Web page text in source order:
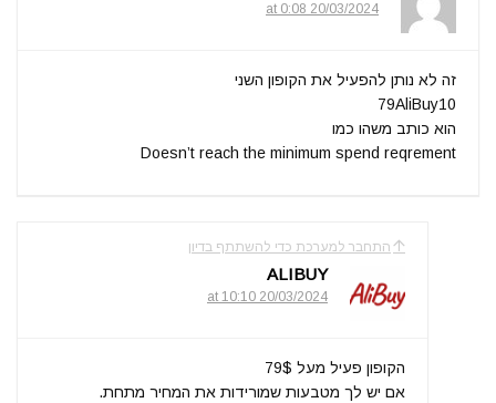
20/03/2024 at 0:08
זה לא נותן להפעיל את הקופון השני
79AliBuy10
הוא כותב משהו כמו
Doesn’t reach the minimum spend reqrement
התחבר למערכת כדי להשתתף בדיון
ALIBUY
20/03/2024 at 10:10
הקופון פעיל מעל 79$
אם יש לך מטבעות שמורידות את המחיר מתחת.